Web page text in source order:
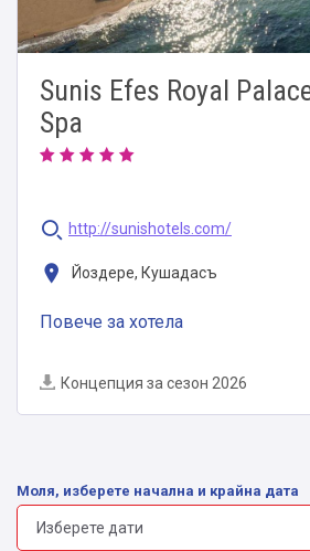
Sunis Efes Royal
Spa
http://sunishotels.com/
Йоздере, Кушадасъ
Повече за хотела
Концепция за сезон 2026
Моля, изберете начална и крайна дата